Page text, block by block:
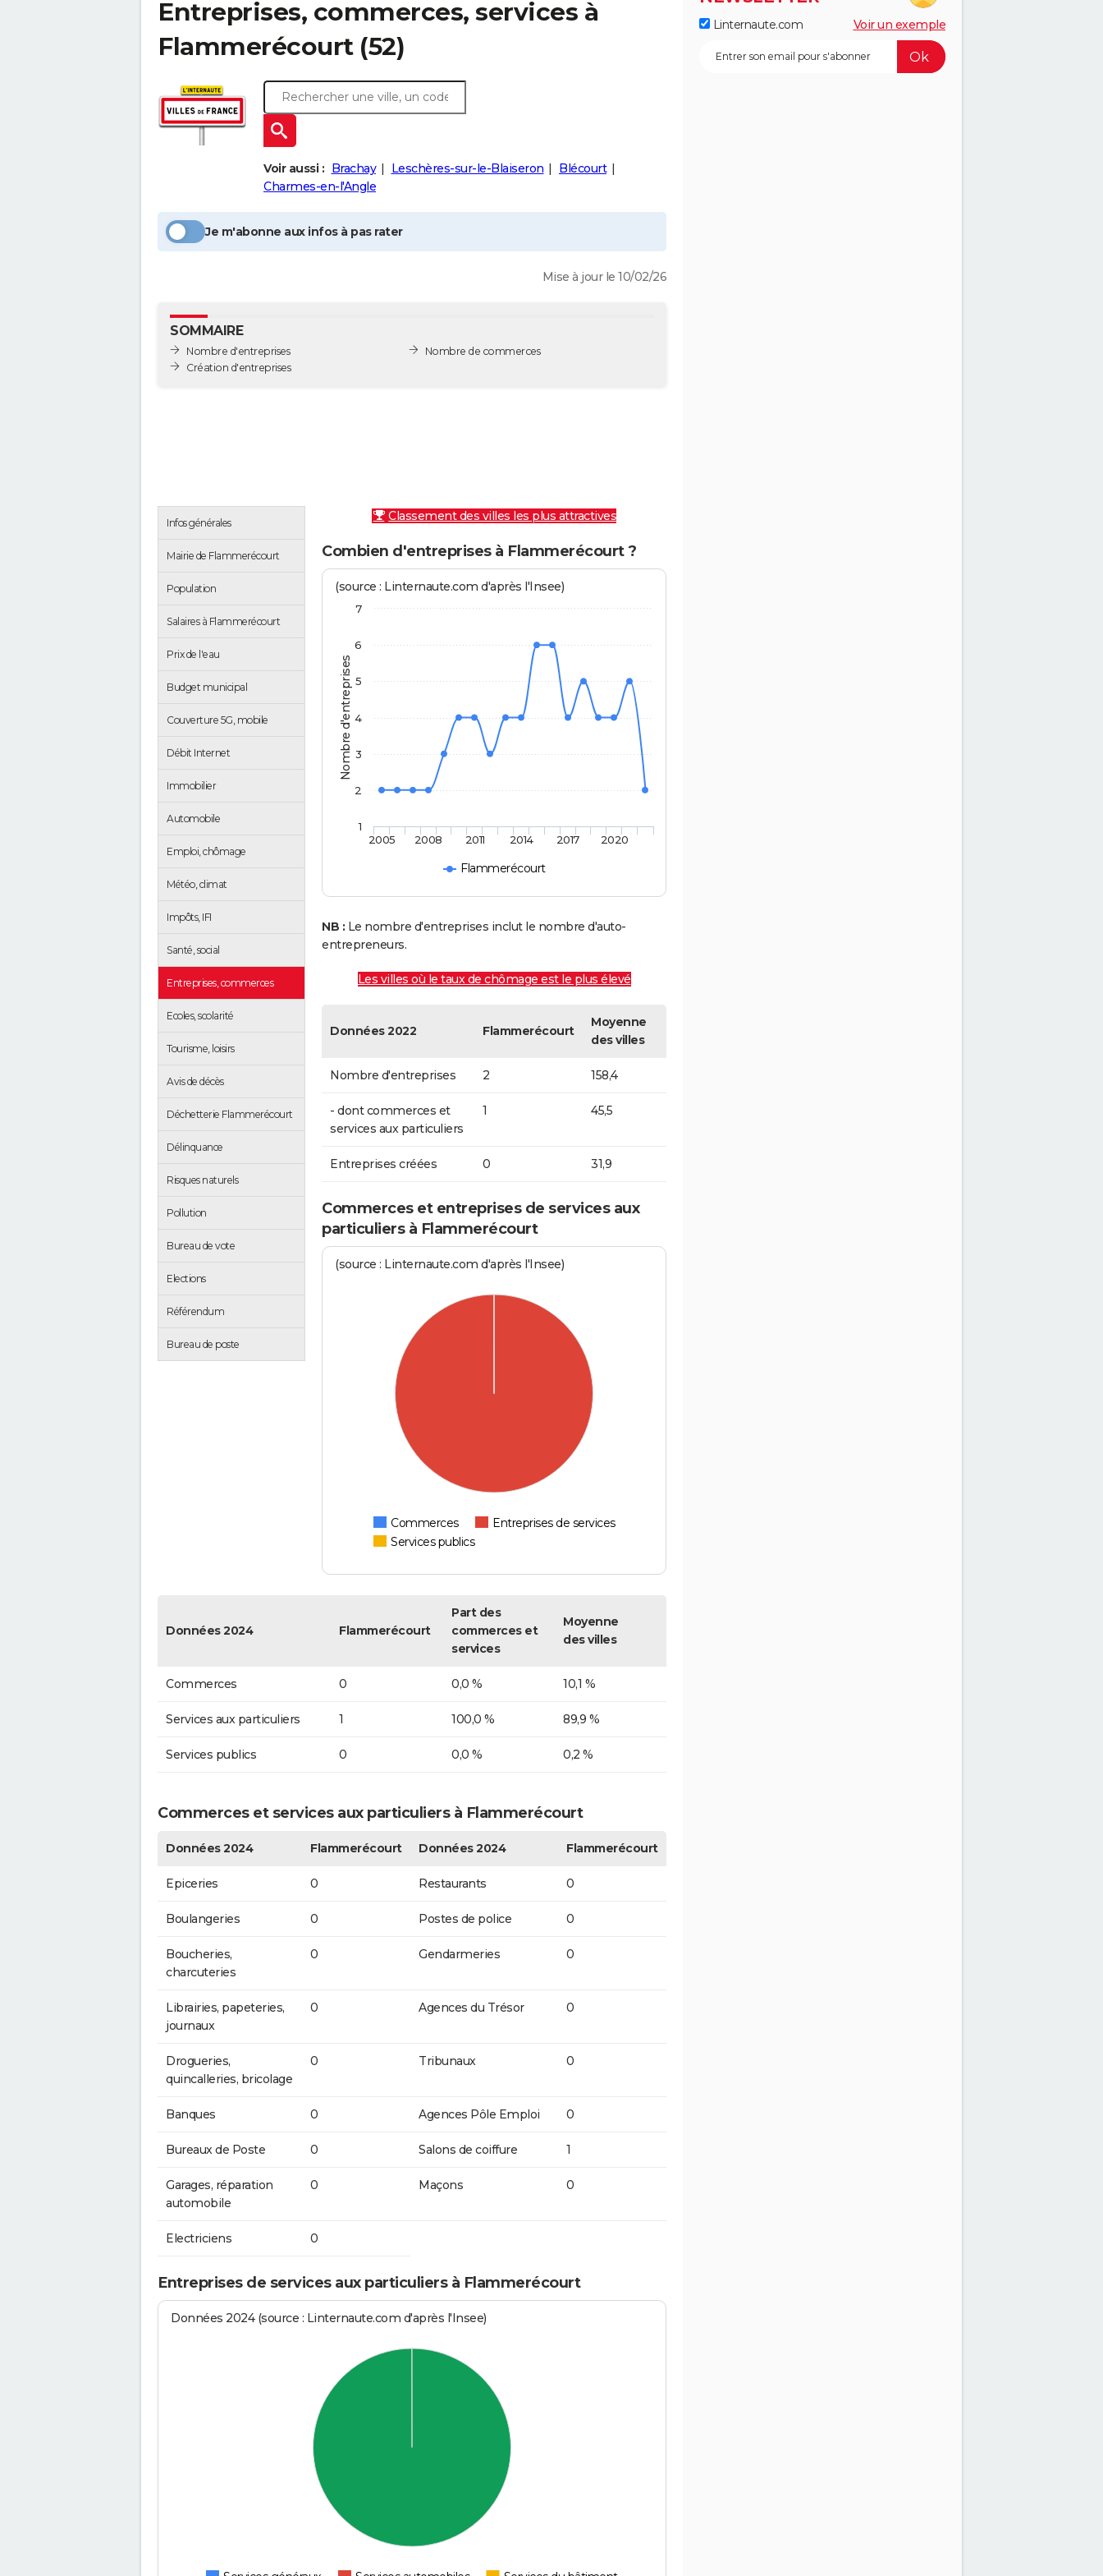
Entreprises, commerces, services à
Flammerécourt(52)
Voir aussi : Brachay Leschères-sur-le-Blaiseron
Blécourt
Charmes-en-l'Angle
Je m'abonne aux infos à pas rater
Mise à jour le 10/02/26
SOMMAIRE
Nombre d'entreprises
Création d'entreprises
Nombre de commerces
Infos générales
Mairie de Flammerécourt
Population
Salaires à Flammerécourt
Prix de l'eau
Budget municipal
Couverture 5G, mobile
Débit Internet
Immobilier
Automobile
Emploi, chômage
Météo, climat
Impôts, IFI
Santé, social
Entreprises, commerces
Ecoles, scolarité
Tourisme, loisirs
Avis de décès
Déchetterie Flammerécourt
Délinquance
Risques naturels
Pollution
Bureau de vote
Elections
Référendum
Bureau de poste
Classement des villes les plus attractives
Combien d'entreprises à Flammerécourt ?
Nombre d'entreprises
(source : Linternaute.com d'après l'Insee)
Flammerécourt
2005 2008 2011 2014 2017 2020
1
2
3
4
5
6
7
NB : Le nombre d'entreprises inclut le nombre d'auto-
entrepreneurs.
Les villes où le taux de chômage est le plus élevé
Données 2022 Flammerécourt
Moyenne
des villes
Nombre d'entreprises 2 158,4
- dont commerces et
services aux particuliers
1 45,5
Entreprises créées 0 31,9
Commerces et entreprises de services aux
particuliers à Flammerécourt
(source : Linternaute.com d'après l'Insee)
Commerces
Entreprises de services
Services publics
Données 2024 Flammerécourt
Part des
commerces et
services
Moyenne
des villes
Commerces 0 0,0 % 10,1 %
Services aux particuliers 1 100,0 % 89,9 %
Services publics 0 0,0 % 0,2 %
Commerces et services aux particuliers à Flammerécourt
Données 2024 Flammerécourt Données 2024 Flammerécourt
Epiceries 0 Restaurants 0
Boulangeries 0 Postes de police 0
Boucheries,
charcuteries
0 Gendarmeries 0
Librairies, papeteries,
journaux
0 Agences du Trésor 0
Drogueries,
quincalleries, bricolage
0 Tribunaux 0
Banques 0 Agences Pôle Emploi 0
Bureaux de Poste 0 Salons de coiffure 1
Garages, réparation
automobile
0 Maçons 0
Electriciens 0
Entreprises de services aux particuliers à Flammerécourt
Données 2024 (source : Linternaute.com d'après l'Insee)
Linternaute.com Voir un exemple